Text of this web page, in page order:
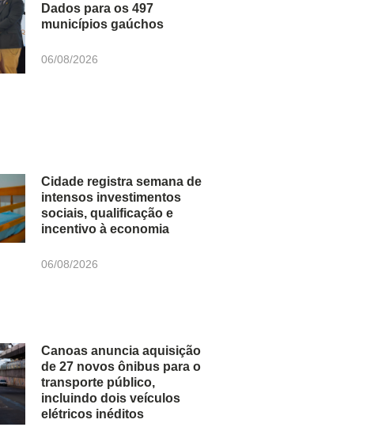
Dados para os 497
municípios gaúchos
06/08/2026
Cidade registra semana de
intensos investimentos
sociais, qualificação e
incentivo à economia
06/08/2026
Canoas anuncia aquisição
de 27 novos ônibus para o
transporte público,
incluindo dois veículos
elétricos inéditos